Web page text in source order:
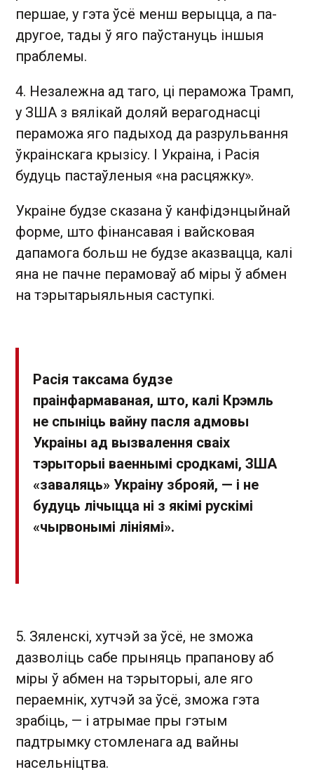
першае, у гэта ўсё менш верыцца, а па-
другое, тады ў яго паўстануць іншыя
праблемы.
4. Незалежна ад таго, ці пераможа Трамп,
у ЗША з вялікай доляй верагоднасці
пераможа яго падыход да разрульвання
ўкраінскага крызісу. І Украіна, і Расія
будуць пастаўленыя «на расцяжку».
Украіне будзе сказана ў канфідэнцыйнай
форме, што фінансавая і вайсковая
дапамога больш не будзе аказвацца, калі
яна не пачне перамоваў аб міры ў абмен
на тэрытарыяльныя саступкі.
Расія таксама будзе
праінфармаваная, што, калі Крэмль
не спыніць вайну пасля адмовы
Украіны ад вызвалення сваіх
тэрыторыі ваеннымі сродкамі, ЗША
«заваляць» Украіну зброяй, — і не
будуць лічыцца ні з якімі рускімі
«чырвонымі лініямі».
5. Зяленскі, хутчэй за ўсё, не зможа
дазволіць сабе прыняць прапанову аб
міры ў абмен на тэрыторыі, але яго
пераемнік, хутчэй за ўсё, зможа гэта
зрабіць, — і атрымае пры гэтым
падтрымку стомленага ад вайны
насельніцтва.